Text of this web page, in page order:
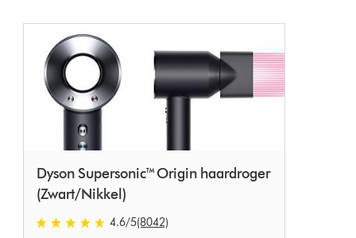
Dyson Supersonic™ Origin haardroger
(Zwart/Nikkel)
4.6
4.6/5(8042)